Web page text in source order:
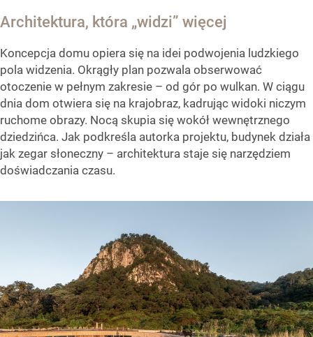
Architektura, która „widzi” więcej
Koncepcja domu opiera się na idei podwojenia ludzkiego
pola widzenia. Okrągły plan pozwala obserwować
otoczenie w pełnym zakresie – od gór po wulkan. W ciągu
dnia dom otwiera się na krajobraz, kadrując widoki niczym
ruchome obrazy. Nocą skupia się wokół wewnętrznego
dziedzińca. Jak podkreśla autorka projektu, budynek działa
jak zegar słoneczny – architektura staje się narzędziem
doświadczania czasu.